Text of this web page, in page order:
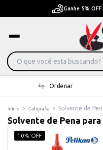
com Pix à vista ou Boleto
Ordenar
Início > Caligrafia > Solvente de
Solvente de Pena
10% OFF